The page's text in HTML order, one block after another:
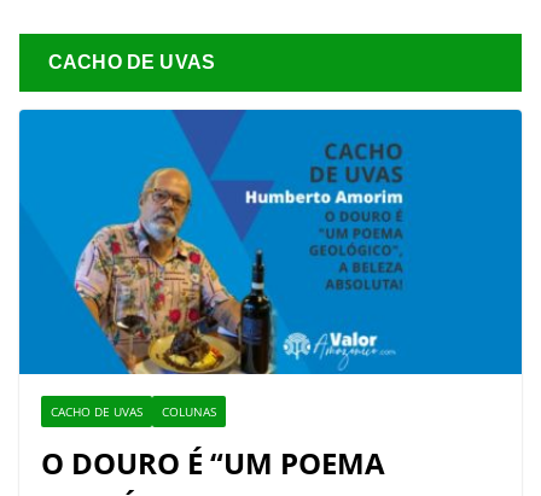
CACHO DE UVAS
CACHO DE UVAS COLUNAS
O DOURO É “UM POEMA